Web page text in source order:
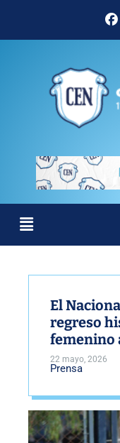
El
regreso
femenino
22 mayo, 2026
Prensa